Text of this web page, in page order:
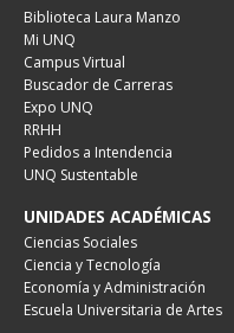
Biblioteca Laura Manzo
Mi UNQ
Campus Virtual
Buscador de Carreras
Expo UNQ
RRHH
Pedidos a Intendencia
UNQ Sustentable
UNIDADES ACADÉMICAS
Ciencias Sociales
Ciencia y Tecnología
Economía y Administración
Escuela Universitaria de Artes